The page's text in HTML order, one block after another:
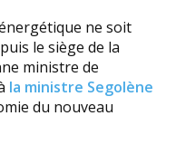
ne soit
le siège de la
ministre de
la ministre Segolène
du nouveau